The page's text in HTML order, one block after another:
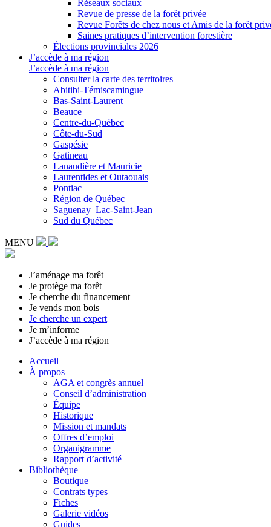
Réseaux sociaux
Revue de presse de la forêt privée
Revue Forêts de chez nous et Amis de la forêt
Saines pratiques d’intervention forestière
Élections provinciales 2026
J’accède à ma région
J’accède à ma région
Consulter la carte des territoires
Abitibi-Témiscamingue
Bas-Saint-Laurent
Beauce
Centre-du-Québec
Côte-du-Sud
Gaspésie
Gatineau
Lanaudière et Mauricie
Laurentides et Outaouais
Pontiac
Région de Québec
Saguenay–Lac-Saint-Jean
Sud du Québec
MENU
J’aménage ma forêt
Je protège ma forêt
Je cherche du financement
Je vends mon bois
Je cherche un expert
Je m’informe
J’accède à ma région
Accueil
À propos
AGA et congrès annuel
Conseil d’administration
Équipe
Historique
Mission et mandats
Offres d’emploi
Organigramme
Rapport d’activité
Bibliothèque
Boutique
Contrats types
Fiches
Galerie vidéos
Guides